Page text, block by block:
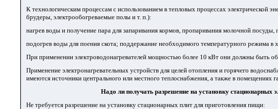
К технологическим процессам с использованием в тепловых процессах электрической
брудеры, электрообогреваемые полы и т. п.):
нагрев воды и получение пара для запаривания кормов, пропаривания молочной
подогрев воды для поения скота; поддержание необходимого температурного режима
При применении электроводонагревателей мощностью более 10 кВт они должны быть
Применение электронагревательных устройств для целей отопления и горячего
имеются источники центрального или местного теплоснабжения, а также в помещениях
Надо ли получать разрешение на установку стационарных
Не требуется разрешение на установку стационарных плит для приготовления пищи: